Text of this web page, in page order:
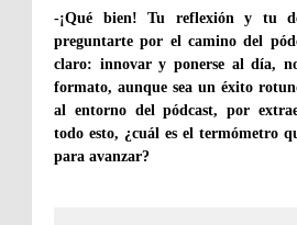
-¡Qué bien! Tu reflexión y tu
preguntarte por el camino del
claro: innovar y ponerse al día,
formato, aunque sea un éxito
al entorno del pódcast, por
todo esto, ¿cuál es el termómetro
para avanzar?